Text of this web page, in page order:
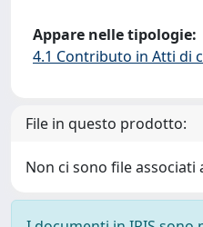
Appare nelle tipologie:
4.1 Contributo in Atti di
File in questo prodotto:
Non ci sono file